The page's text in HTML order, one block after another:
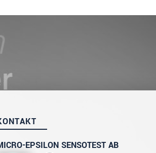
EPSILON SENSOTEST AB